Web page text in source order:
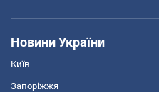
Новини України
Київ
Запоріжжя